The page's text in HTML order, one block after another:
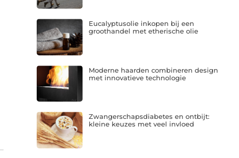
Eucalyptusolie inkopen bij een
groothandel met etherische olie
Moderne haarden combineren design
met innovatieve technologie
Zwangerschapsdiabetes en ontbijt:
kleine keuzes met veel invloed